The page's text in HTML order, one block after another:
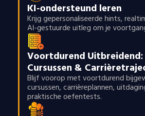
KI-ondersteund leren
Krijg gepersonaliseerde hints,
AI-gestuurde uitleg om je
Voortdurend Uitbreidend:
Cursussen &
Blijf voorop met voortdurend
cursussen, carrièreplannen,
praktische oefentests.